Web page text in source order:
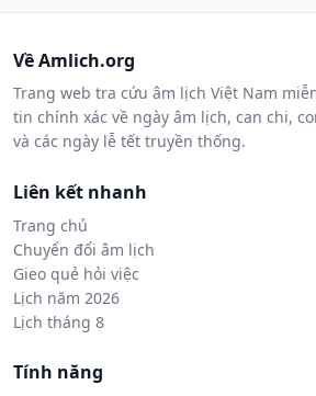
Về Amlich.org
Trang web tra cứu âm lịch Việt Nam
tin chính xác về ngày âm lịch, can chi,
và các ngày lễ tết truyền thống.
Liên kết nhanh
Trang chủ
Chuyển đổi âm lịch
Gieo quẻ hỏi việc
Lịch năm 2026
Lịch tháng 8
Tính năng